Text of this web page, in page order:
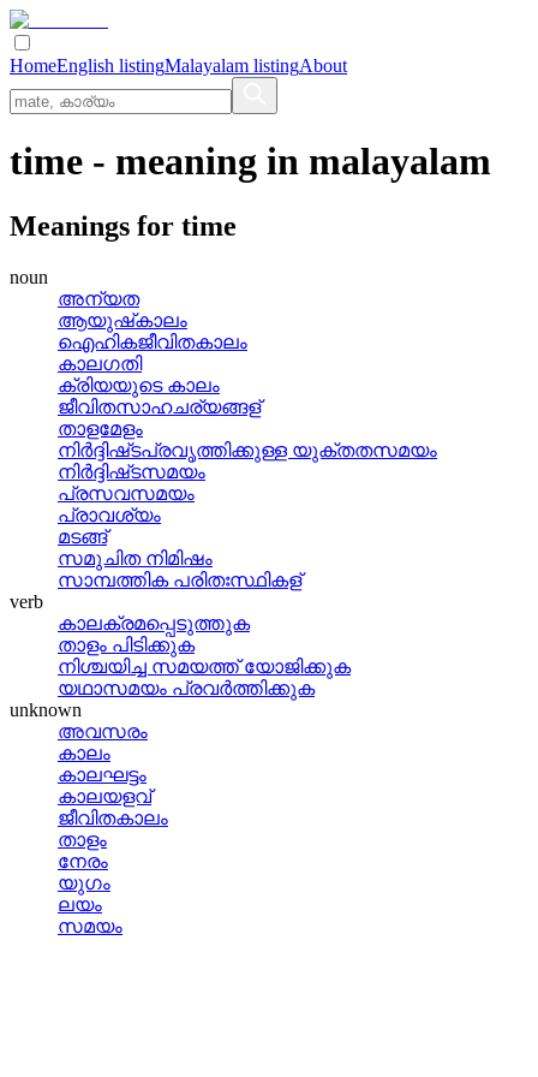
HomeEnglish listingMalayalam listingAbout
time - meaning in malayalam
Meanings for time
noun
അന്യത
ആയുഷ്‌കാലം
ഐഹികജീവിതകാലം
കാലഗതി
ക്രിയയുടെ കാലം
ജീവിതസാഹചര്യങ്ങള്
താളമേളം
നിര്‍ദ്ദിഷ്‌ടപ്രവൃത്തിക്കുള്ള യുക്തതസമയം
നിര്‍ദ്ദിഷ്‌ടസമയം
പ്രസവസമയം
പ്രാവശ്യം
മടങ്ങ്
സമുചിത നിമിഷം
സാമ്പത്തിക പരിതഃസ്ഥികള്
verb
കാലക്രമപ്പെടുത്തുക
താളം പിടിക്കുക
നിശ്ചയിച്ച സമയത്ത്‌ യോജിക്കുക
യഥാസമയം പ്രവര്‍ത്തിക്കുക
unknown
അവസരം
കാലം
കാലഘട്ടം
കാലയളവ്
ജീവിതകാലം
താളം
നേരം
യുഗം
ലയം
സമയം